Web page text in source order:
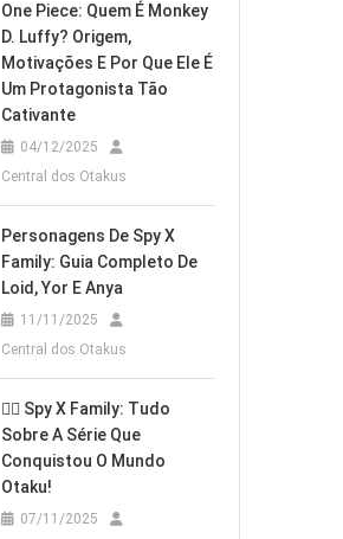
One Piece: Quem É Monkey
D. Luffy? Origem,
Motivações E Por Que Ele É
Um Protagonista Tão
Cativante
04/12/2025
Central dos Otakus
Personagens De Spy X
Family: Guia Completo De
Loid, Yor E Anya
11/11/2025
Central dos Otakus
🕵️‍♂️ Spy X Family: Tudo
Sobre A Série Que
Conquistou O Mundo
Otaku!
07/11/2025